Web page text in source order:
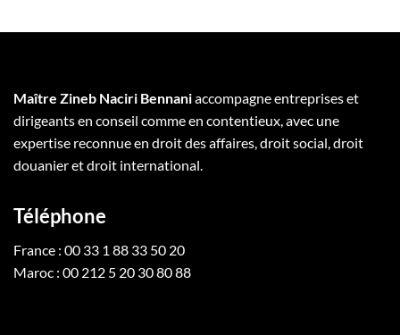
Maître Zineb Naciri Bennaniaccompagne entreprises et
dirigeants en conseil comme en contentieux, avec une
expertise reconnue en droit des affaires, droit social, droit
douanier et droit international.
Téléphone
France : 00 33 1 88 33 50 20
Maroc : 00 212 5 20 30 80 88